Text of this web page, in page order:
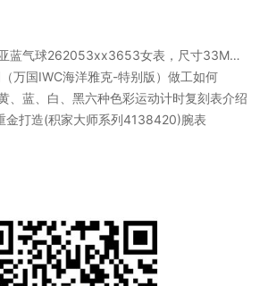
气球262053xx3653女表，尺寸33MM介绍
万国IWC海洋雅克-特别版）做工如何
、蓝、白、黑六种色彩运动计时复刻表介绍
金打造(积家大师系列4138420)腕表